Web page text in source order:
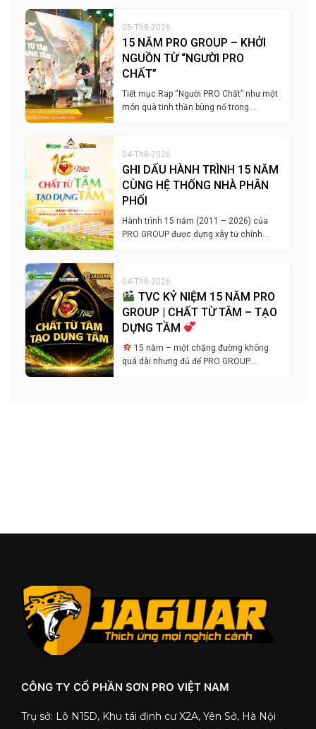
05-Th8-2026
15 NĂM PRO GROUP – KHỞI
NGUỒN TỪ “NGƯỜI PRO
CHẤT”
Tiết mục Rap “Người PRO Chất” như một
món quà tinh thần bùng nổ trong…
04-Th8-2026
GHI DẤU HÀNH TRÌNH 15 NĂM
CÙNG HỆ THỐNG NHÀ PHÂN
PHỐI
Hành trình 15 năm (2011 – 2026) của
PRO GROUP được dựng xây từ chính…
04-Th8-2026
TVC KỶ NIỆM 15 NĂM PRO
GROUP | CHẤT TỪ TÂM – TẠO
DỰNG TẦM
15 năm – một chặng đường không
quá dài nhưng đủ để PRO GROUP…
CÔNG TY CỔ PHẦN SƠN PRO VIỆT NAM
Trụ sở: Lô N15D, Khu tái định cư X2A, Yên Sở, Hà Nội